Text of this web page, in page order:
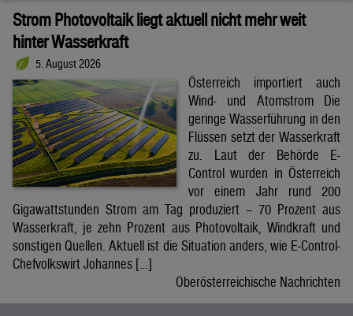
Strom Photovoltaik liegt aktuell nicht mehr weit
hinter Wasserkraft
5. August 2026
Österreich importiert auch
Wind- und Atomstrom Die
geringe Wasserführung in den
Flüssen setzt der Wasserkraft
zu. Laut der Behörde E-
Control wurden in Österreich
vor einem Jahr rund 200
Gigawattstunden Strom am Tag produziert – 70 Prozent aus
Wasserkraft, je zehn Prozent aus Photovoltaik, Windkraft und
sonstigen Quellen. Aktuell ist die Situation anders, wie E-Control-
Chefvolkswirt Johannes […]
Oberösterreichische Nachrichten